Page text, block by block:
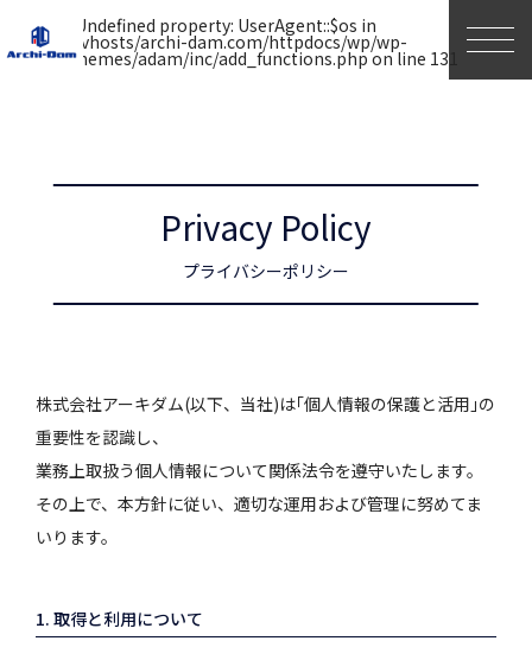
Warning : Undefined property: UserAgent::$os in
/var/www/vhosts/archi-dam.com/httpdocs/wp/wp-
content/themes/adam/inc/add_functions.phpon line 131
Privacy Policy
プライバシーポリシー
株式会社アーキダム(以下、当社)は｢個人情報の保護と活用｣の
重要性を認識し、
業務上取扱う個人情報について関係法令を遵守いたします。
その上で、本方針に従い、適切な運用および管理に努めてま
いります。
1. 取得と利用について